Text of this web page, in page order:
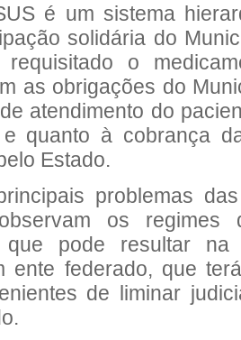
é um sistema
solidária do
o
as obrigações do
atendimento do
e quanto à cobrança
Estado.
problemas
os regimes
pode resultar na
ente federado, que
de liminar